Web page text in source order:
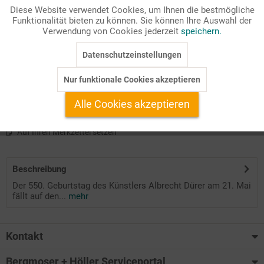
Bildandacht zum 550. Geburtstag von Albrecht Dürer "zwischen
den Tagen"
Reihentitel: Werkstatt Spezial
Ausgabe: 02/2021
Auf Ihren Merkzettel setzen
Beschreibung
Der 550. Geburtstag des Künstlers Albrecht Dürer am 21. Mai
fällt auf den... mehr
Kontakt
Bergmoser + Höller Serviceportal
Marketing Inaktiv
Inaktiv
Diese Website verwendet Cookies, um Ihnen die bestmögliche
Funktionalität bieten zu können. Sie können Ihre Auswahl der
Verwendung von Cookies jederzeit speichern.
Datenschutzeinstellungen
Nur funktionale Cookies akzeptieren
Alle Cookies akzeptieren